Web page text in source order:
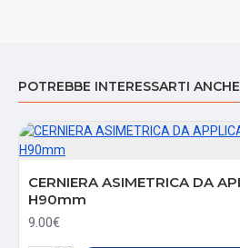
POTREBBE INTERESSARTI ANCHE
CERNIERA ASIMETRICA DA
H90mm
9.00€